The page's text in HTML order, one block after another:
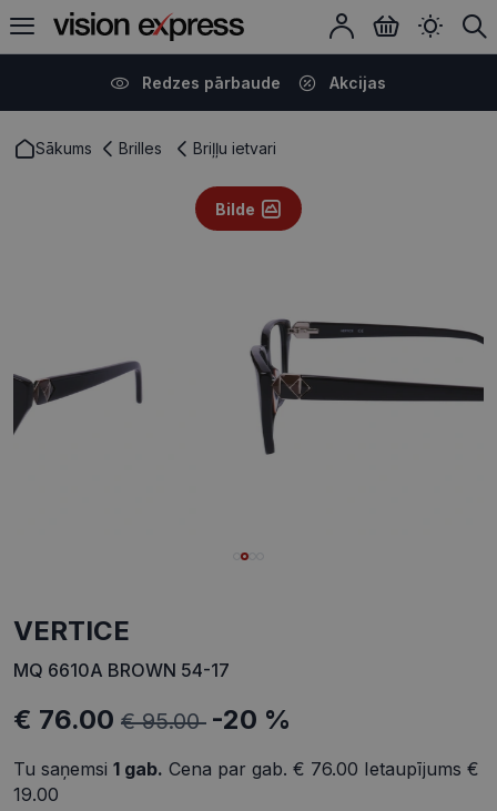
Redzes pārbaude Akcijas
Sākums Brilles Briļļu ietvari
Bilde
VERTICE
MQ 6610A BROWN 54-17
€ 76.00 € 95.00 -20 %
Tu saņemsi 1 gab. Cena par gab. € 76.00 Ietaupījums €
19.00